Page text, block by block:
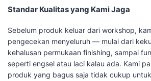
Standar Kualitas yang Kami Jaga
Sebelum produk keluar dari workshop,
pengecekan menyeluruh — mulai dari
kehalusan permukaan finishing, sampai
seperti engsel atau laci kalau ada. Kami
produk yang bagus saja tidak cukup